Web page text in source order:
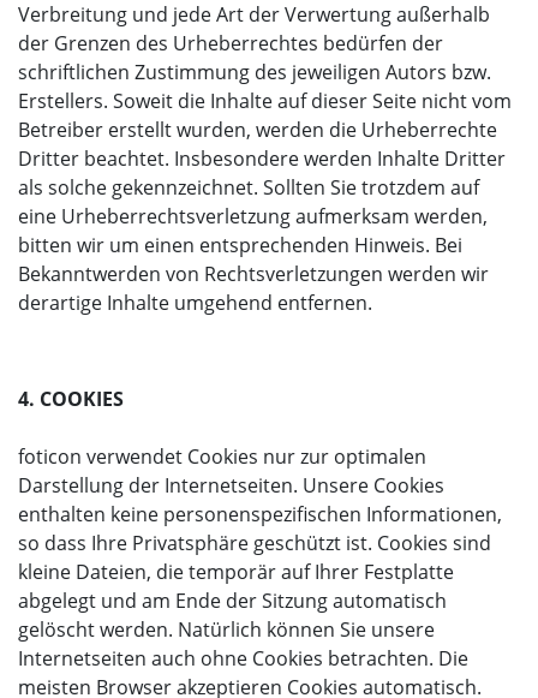
Verbreitung und jede Art der Verwertung außerhalb
der Grenzen des Urheberrechtes bedürfen der
schriftlichen Zustimmung des jeweiligen Autors bzw.
Erstellers. Soweit die Inhalte auf dieser Seite nicht vom
Betreiber erstellt wurden, werden die Urheberrechte
Dritter beachtet. Insbesondere werden Inhalte Dritter
als solche gekennzeichnet. Sollten Sie trotzdem auf
eine Urheberrechtsverletzung aufmerksam werden,
bitten wir um einen entsprechenden Hinweis. Bei
Bekanntwerden von Rechtsverletzungen werden wir
derartige Inhalte umgehend entfernen.
4. COOKIES
foticon verwendet Cookies nur zur optimalen
Darstellung der Internetseiten. Unsere Cookies
enthalten keine personenspezifischen Informationen,
so dass Ihre Privatsphäre geschützt ist. Cookies sind
kleine Dateien, die temporär auf Ihrer Festplatte
abgelegt und am Ende der Sitzung automatisch
gelöscht werden. Natürlich können Sie unsere
Internetseiten auch ohne Cookies betrachten. Die
meisten Browser akzeptieren Cookies automatisch.